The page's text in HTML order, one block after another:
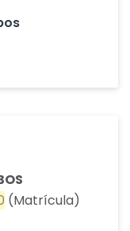
El
(Matrícula)